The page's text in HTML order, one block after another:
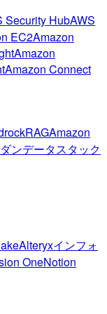
Security HubAWS
EC2Amazon
Amazon
Amazon Connect
RAGAmazon
ンデータスタック
Alteryxインフォ
OneNotion